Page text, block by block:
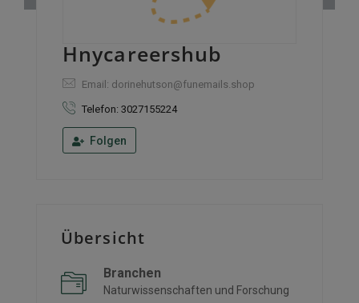
Hnycareershub
Email: dorinehutson@funemails.shop
Telefon: 3027155224
Folgen
Übersicht
Branchen
Naturwissenschaften und Forschung